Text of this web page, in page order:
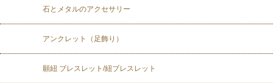
石とメタルのアクセサリー
アンクレット（足飾り）
願紐 ブレスレット/紐ブレスレット